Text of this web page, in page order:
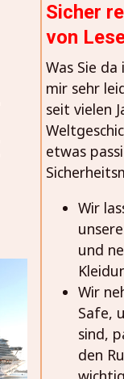
Sicher
von
Was Sie
mir sehr
seit vielen
etwas
Wir
und
Wir
Safe,
sind,
den